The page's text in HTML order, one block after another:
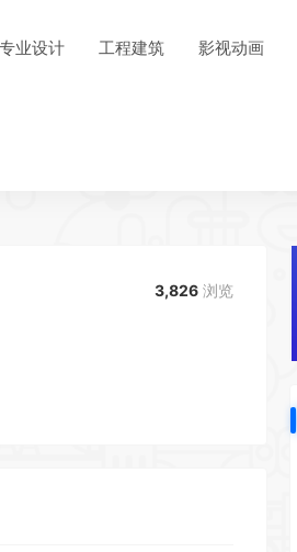
专业设计 工程建筑 影视动画
3,826 浏览